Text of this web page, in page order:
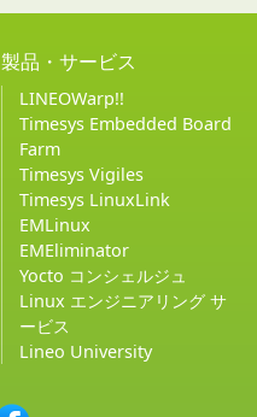
製品・サービス
LINEOWarp!!
Timesys Embedded Board
Farm
Timesys Vigiles
Timesys LinuxLink
EMLinux
EMEliminator
Yocto コンシェルジュ
Linux エンジニアリング サ
ービス
Lineo University